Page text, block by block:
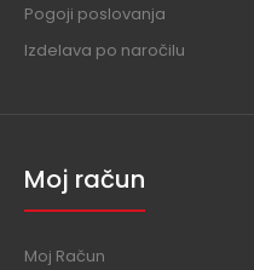
Pogoji poslovanja
Izdelava po naročilu
Moj račun
Moj Račun